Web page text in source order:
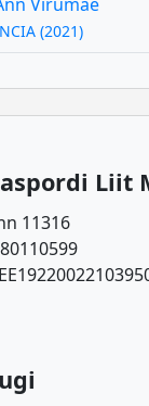
(2021)
Liit
11316